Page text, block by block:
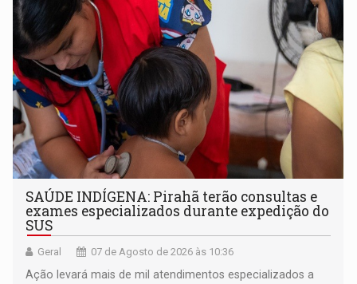
SAÚDE INDÍGENA: Pirahã terão consultas e
exames especializados durante expedição do
SUS
Geral 07 de Agosto de 2026 às 10:36
Ação levará mais de mil atendimentos especializados a